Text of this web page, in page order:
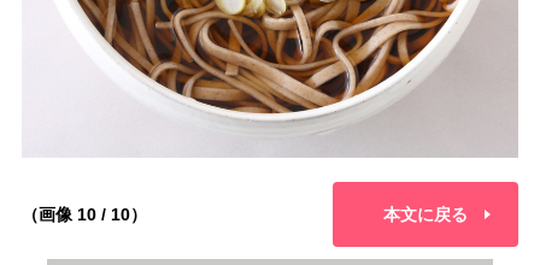
（画像 10 / 10） 本文に戻る